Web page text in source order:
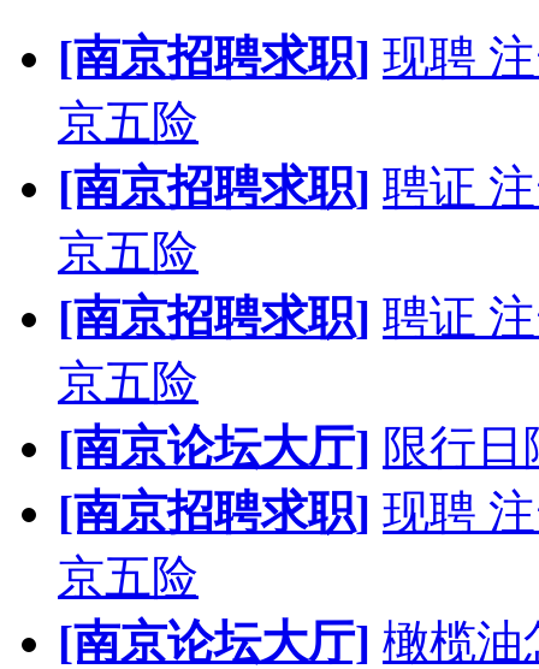
[南京招聘求职] 现聘
京五险
[南京招聘求职] 聘证
京五险
[南京招聘求职] 聘证
京五险
[南京论坛大厅] 限行
[南京招聘求职] 现聘
京五险
[南京论坛大厅] 橄榄油